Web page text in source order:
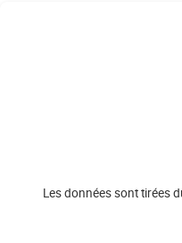
Les données sont tirées